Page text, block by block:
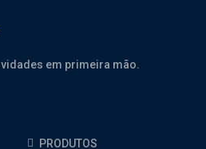
em primeira mão.
PRODUTOS